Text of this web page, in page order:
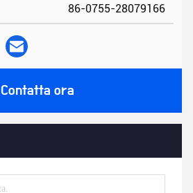
86-0755-28079166
Contatta ora